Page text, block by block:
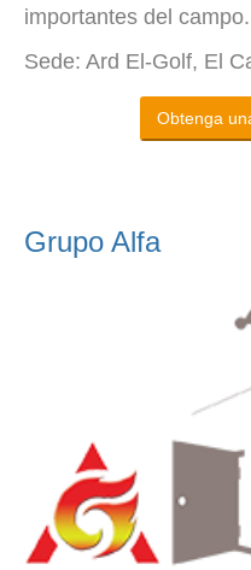
importantes del campo.
Sede: Ard El-Golf, El
Obtenga
Grupo Alfa